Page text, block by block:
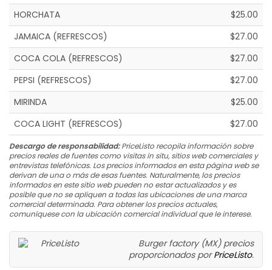
HORCHATA
$25.00
JAMAICA (REFRESCOS)
$27.00
COCA COLA (REFRESCOS)
$27.00
PEPSI (REFRESCOS)
$27.00
MIRINDA
$25.00
COCA LIGHT (REFRESCOS)
$27.00
Descargo de responsabilidad:PriceListo recopila información sobre
precios reales de fuentes como visitas in situ, sitios web comerciales y
entrevistas telefónicas. Los precios informados en esta página web se
derivan de una o más de esas fuentes. Naturalmente, los precios
informados en este sitio web pueden no estar actualizados y es
posible que no se apliquen a todas las ubicaciones de una marca
comercial determinada. Para obtener los precios actuales,
comuníquese con la ubicación comercial individual que le interese.
Burger factory (MX) precios
proporcionados porPriceListo.